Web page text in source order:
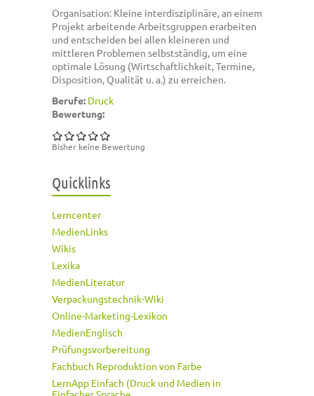
Organisation: Kleine interdisziplinäre, an einem
Projekt arbeitende Arbeitsgruppen erarbeiten
und entscheiden bei allen kleineren und
mittleren Problemen selbstständig, um eine
optimale Lösung (Wirtschaftlichkeit, Termine,
Disposition, Qualität u. a.) zu erreichen.
Berufe: Druck
Bewertung:
Bisher keine Bewertung
Quicklinks
Lerncenter
MedienLinks
Wikis
Lexika
MedienLiteratur
Verpackungstechnik-Wiki
Online-Marketing-Lexikon
MedienEnglisch
Prüfungsvorbereitung
Fachbuch Reproduktion von Farbe
LernApp Einfach (Druck und Medien in